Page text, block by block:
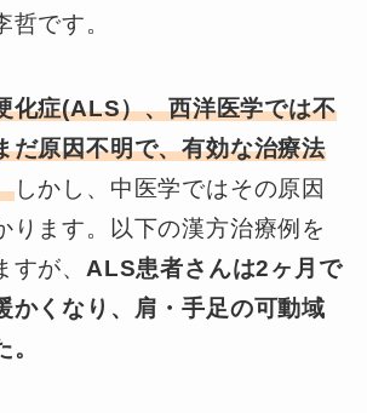
哲です。
化症(ALS）、西洋医学では不
だ原因不明で、有効な治療法
しかし、中医学ではその原因
ります。以下の漢方治療例を
すが、 ALS患者さんは2ヶ月で
かくなり、肩・手足の可動域